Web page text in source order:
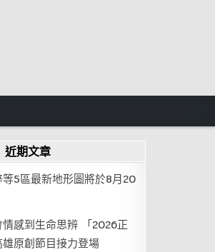
近期文章
5區最新地形圖將於8月20
感到生命思辨 「2026正
原創節目接力登場